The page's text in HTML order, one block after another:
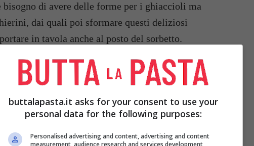
bisogno di avere delle forme per i ghiaccioli ma
dai quali poi sformare questi deliziosi
in tavola anche al posto del sorbetto.
buttalapasta.it asks for your consent to use your
personal data for the following purposes:
Personalised advertising and content, advertising and content
measurement, audience research and services development